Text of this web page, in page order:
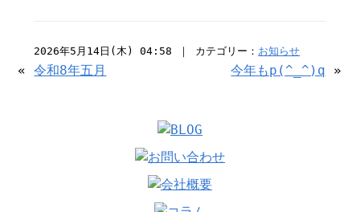
2026年5月14日(木) 04:58 ｜ カテゴリー： お知らせ
«令和8年五月 今年もp(^_^)q »